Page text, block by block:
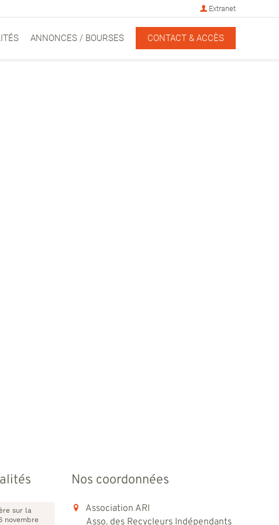
Extranet
ANNONCES / BOURSES CONTACT & ACCÈS
sur la
novembre
Nos coordonnées
Association ARI
Asso. des Recycleurs Indépendants